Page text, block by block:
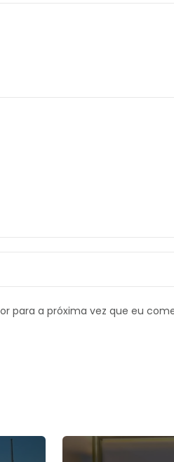
para a próxima vez que eu